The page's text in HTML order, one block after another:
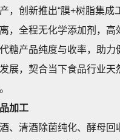
，创新推出“膜+树脂集成
，全程无化学添加剂，高
糖产品纯度与收率，助力
展，契合当下食品行业天
加工
、清酒除菌纯化、酵母回